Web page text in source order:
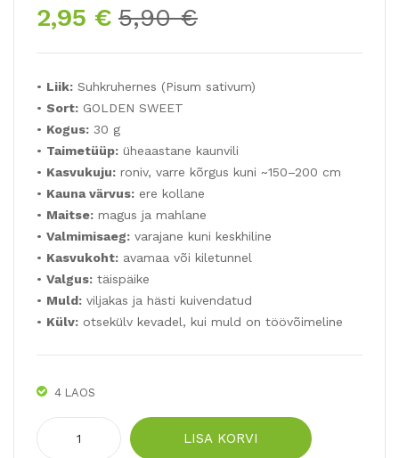
5,90€Algne
5,90 €.
2,95 €
Praegune
2,95 €.
• Liik: Suhkruhernes (Pisum sativum)
• Sort: GOLDEN SWEET
• Kogus: 30 g
• Taimetüüp: üheaastane kaunvili
• Kasvukuju: roniv, varre kõrgus kuni ~150–200 cm
• Kauna värvus: ere kollane
• Maitse: magus ja mahlane
• Valmimisaeg: varajane kuni keskhiline
• Kasvukoht: avamaa või kiletunnel
• Valgus: täispäike
• Muld: viljakas ja hästi kuivendatud
• Külv: otsekülv kevadel, kui muld on töövõimeline
4 LAOS
Suhkruhernes
GOLDEN
LISA KORVI